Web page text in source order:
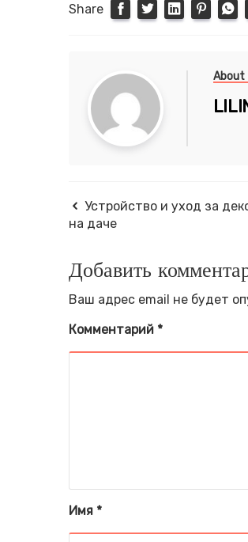
Share
About
Устройство и уход за
на даче
Добавить
Ваш адрес email не будет
Комментарий *
Имя *